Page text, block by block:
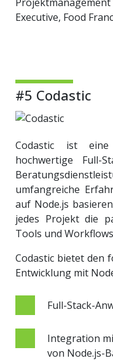
Executive, Food
#5 Codastic
Codastic ist
hochwertige Full-
umfangreiche
auf Node.js
jedes Projekt die
Tools und
Codastic bietet den
Entwicklung mit
Full-Stack-
Integration
von Node.js-